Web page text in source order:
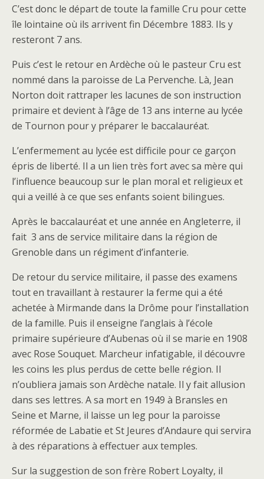
C’est donc le départ de toute la famille Cru pour cette
île lointaine où ils arrivent fin Décembre 1883. Ils y
resteront 7 ans.
Puis c’est le retour en Ardèche où le pasteur Cru est
nommé dans la paroisse de La Pervenche. Là, Jean
Norton doit rattraper les lacunes de son instruction
primaire et devient à l’âge de 13 ans interne au lycée
de Tournon pour y préparer le baccalauréat.
L’enfermement au lycée est difficile pour ce garçon
épris de liberté. Il a un lien très fort avec sa mère qui
l’influence beaucoup sur le plan moral et religieux et
qui a veillé à ce que ses enfants soient bilingues.
Après le baccalauréat et une année en Angleterre, il
fait 3 ans de service militaire dans la région de
Grenoble dans un régiment d’infanterie.
De retour du service militaire, il passe des examens
tout en travaillant à restaurer la ferme qui a été
achetée à Mirmande dans la Drôme pour l’installation
de la famille. Puis il enseigne l’anglais à l’école
primaire supérieure d’Aubenas où il se marie en 1908
avec Rose Souquet. Marcheur infatigable, il découvre
les coins les plus perdus de cette belle région. Il
n’oubliera jamais son Ardèche natale. Il y fait allusion
dans ses lettres. A sa mort en 1949 à Bransles en
Seine et Marne, il laisse un leg pour la paroisse
réformée de Labatie et St Jeures d’Andaure qui servira
à des réparations à effectuer aux temples.
Sur la suggestion de son frère Robert Loyalty, il